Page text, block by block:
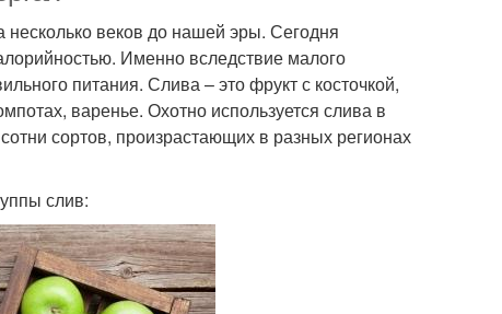
веков до нашей эры. Сегодня
Именно вследствие малого
питания. Слива – это фрукт с косточкой,
варенье. Охотно используется слива в
сортов, произрастающих в разных регионах
слив: